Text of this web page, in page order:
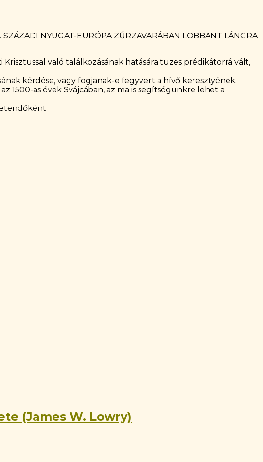
SZÁZADI NYUGAT-EURÓPA ZŰRZAVARÁBAN LOBBANT LÁNGRA
való találkozásának hatására tüzes prédikátorrá vált,
kérdése, vagy fogjanak-e fegyvert a hívő keresztyének.
1500-as évek Svájcában, az ma is segítségünkre lehet a
(James W. Lowry)